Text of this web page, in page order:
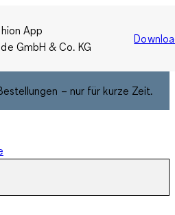
App
GmbH & Co. KG
– nur für kurze Zeit.